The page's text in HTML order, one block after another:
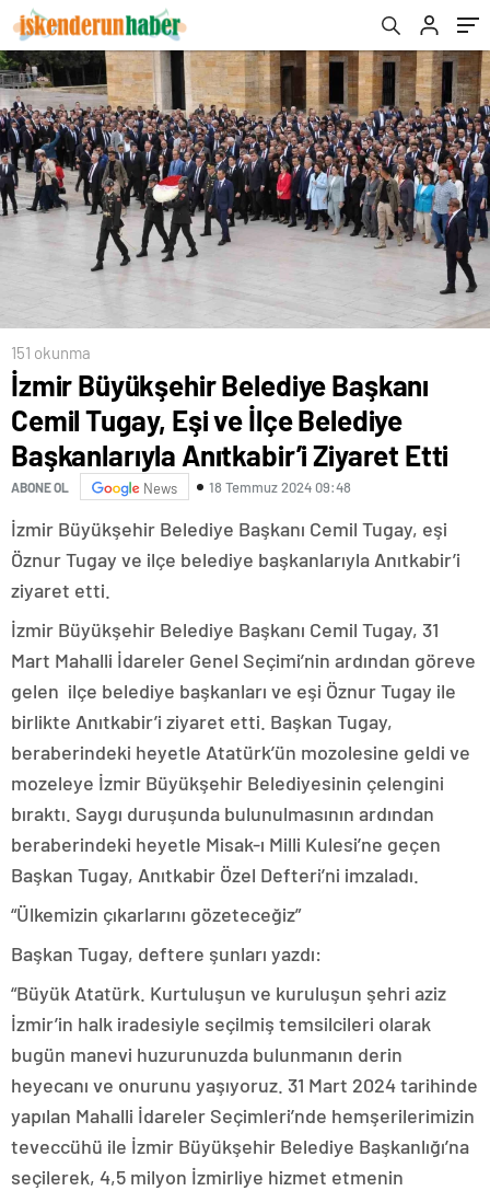
Anıtkabir’i Ziyaret Etti
151 okunma
İzmir Büyükşehir Belediye Başkanı
Cemil Tugay, Eşi ve İlçe Belediye
Başkanlarıyla Anıtkabir’i Ziyaret Etti
ABONE OL News 18 Temmuz 2024 09:48
İzmir Büyükşehir Belediye Başkanı Cemil Tugay, eşi
Öznur Tugay ve ilçe belediye başkanlarıyla Anıtkabir’i
ziyaret etti.
İzmir Büyükşehir Belediye Başkanı Cemil Tugay, 31
Mart Mahalli İdareler Genel Seçimi’nin ardından göreve
gelen ilçe belediye başkanları ve eşi Öznur Tugay ile
birlikte Anıtkabir’i ziyaret etti. Başkan Tugay,
beraberindeki heyetle Atatürk’ün mozolesine geldi ve
mozeleye İzmir Büyükşehir Belediyesinin çelengini
bıraktı. Saygı duruşunda bulunulmasının ardından
beraberindeki heyetle Misak-ı Milli Kulesi’ne geçen
Başkan Tugay, Anıtkabir Özel Defteri’ni imzaladı.
“Ülkemizin çıkarlarını gözeteceğiz”
Başkan Tugay, deftere şunları yazdı:
“Büyük Atatürk. Kurtuluşun ve kuruluşun şehri aziz
İzmir’in halk iradesiyle seçilmiş temsilcileri olarak
bugün manevi huzurunuzda bulunmanın derin
heyecanı ve onurunu yaşıyoruz. 31 Mart 2024 tarihinde
yapılan Mahalli İdareler Seçimleri’nde hemşerilerimizin
teveccühü ile İzmir Büyükşehir Belediye Başkanlığı’na
seçilerek, 4,5 milyon İzmirliye hizmet etmenin